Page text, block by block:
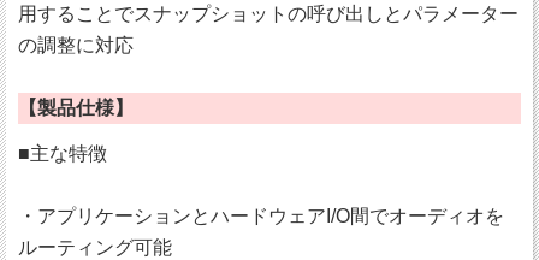
用することでスナップショットの呼び出しとパラメーター
の調整に対応
【製品仕様】
■主な特徴
・アプリケーションとハードウェアI/O間でオーディオを
ルーティング可能